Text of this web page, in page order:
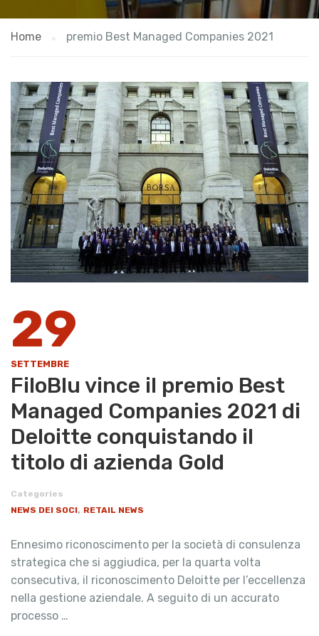
Home premio Best Managed Companies 2021
29
SETTEMBRE
FiloBlu vince il premio Best
Managed Companies 2021 di
Deloitte conquistando il
titolo di azienda Gold
Categories
NEWS DEI SOCI, RETAIL NEWS
Ennesimo riconoscimento per la società di consulenza
strategica che si aggiudica, per la quarta volta
consecutiva, il riconoscimento Deloitte per l’eccellenza
nella gestione aziendale. A seguito di un accurato
processo …